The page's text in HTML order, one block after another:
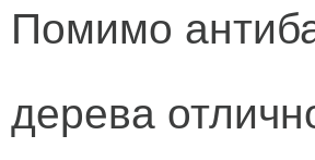
Помимо
дерева